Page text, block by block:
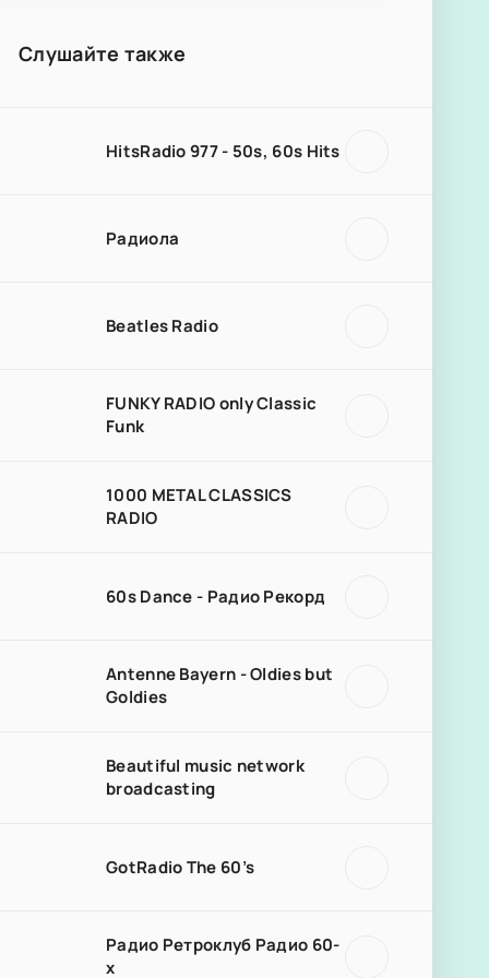
Слушайте также
HitsRadio 977 - 50s, 60s Hits
Радиола
Beatles Radio
FUNKY RADIO only Classic
Funk
1000 METAL CLASSICS
RADIO
60s Dance - Радио Рекорд
Antenne Bayern - Oldies but
Goldies
Beautiful music network
broadcasting
GotRadio The 60’s
Радио Ретроклуб Радио 60-
х